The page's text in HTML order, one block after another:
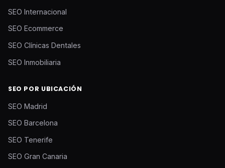
SEO Internacional
SEO Ecommerce
SEO Clínicas Dentales
SEO Inmobiliaria
SEO POR UBICACIÓN
SEO Madrid
SEO Barcelona
SEO Tenerife
SEO Gran Canaria